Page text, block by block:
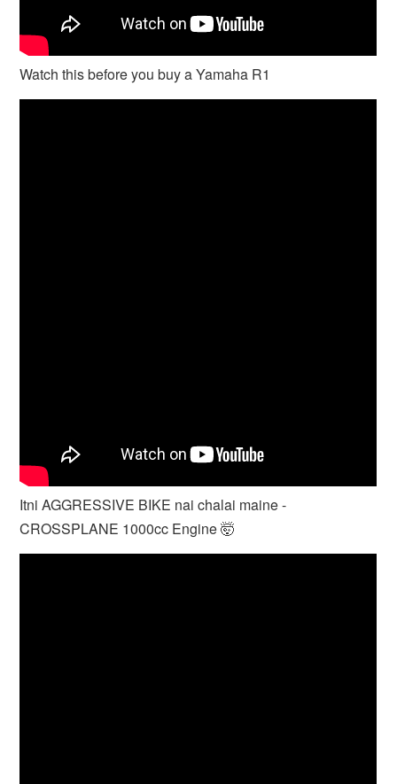
Watch this before you buy a Yamaha R1
Itni AGGRESSIVE BIKE nai chalai maine -
CROSSPLANE 1000cc Engine 🤯